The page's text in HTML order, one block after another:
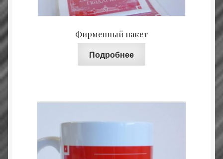
Фирменный пакет
Подробнее